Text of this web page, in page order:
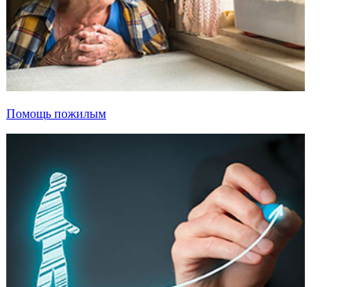
Помощь пожилым